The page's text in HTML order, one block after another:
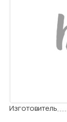
Изготовитель